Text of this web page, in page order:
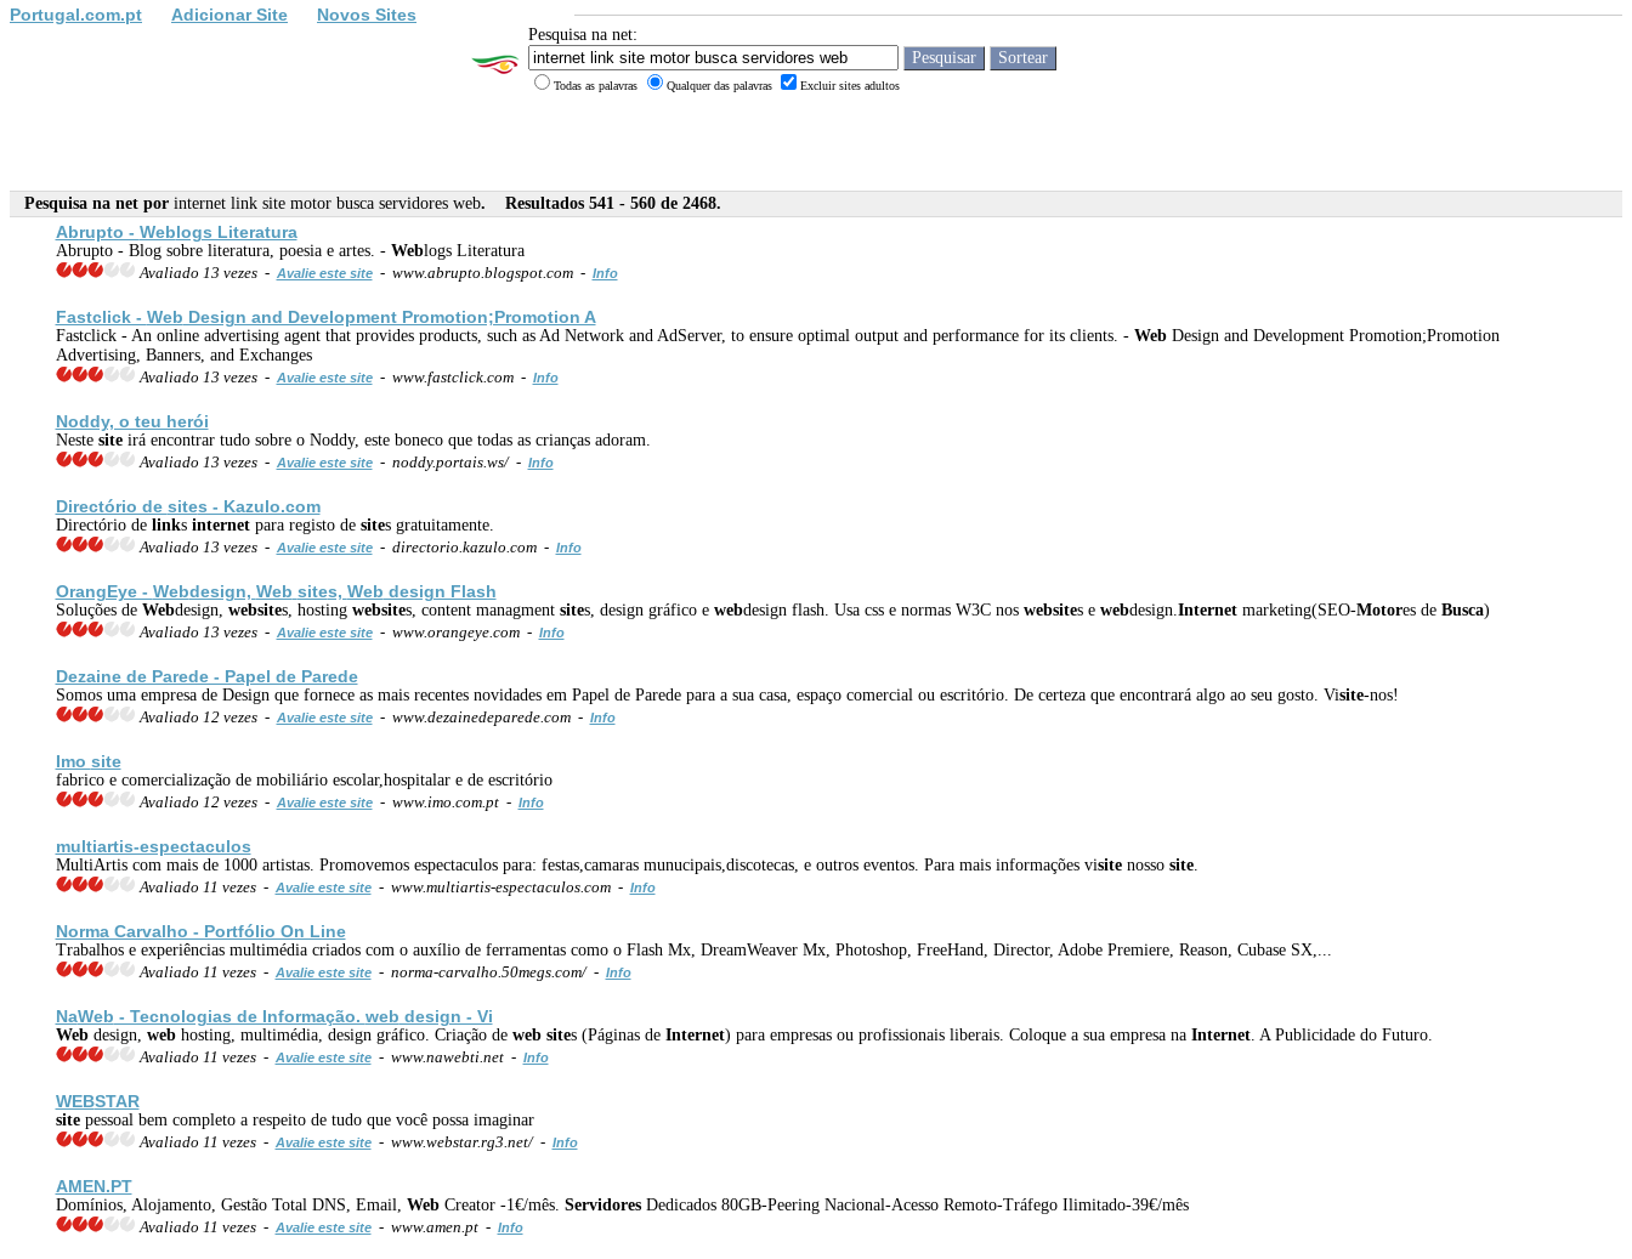
Portugal.com.pt Adicionar Site Novos Sites
Pesquisa na net:
Todas as palavras Qualquer das palavras Excluir sites adultos
Pesquisa na net por internet link site motor busca servidores web. Resultados 541 - 560 de 2468.
Abrupto - Weblogs Literatura
Abrupto - Blog sobre literatura, poesia e artes. - Weblogs Literatura
Avaliado 13 vezes - Avalie este site- www.abrupto.blogspot.com - Info
Fastclick - Web Design and Development Promotion;Promotion A
Fastclick - An online advertising agent that provides products, such as Ad Network and AdServer, to ensure optimal output and performance for its clients. - WebDesign and Development Promotion;Promotion
Advertising, Banners, and Exchanges
Avaliado 13 vezes - Avalie este site- www.fastclick.com - Info
Noddy, o teu herói
Neste siteirá encontrar tudo sobre o Noddy, este boneco que todas as crianças adoram.
Avaliado 13 vezes - Avalie este site- noddy.portais.ws/ - Info
Directório de sites - Kazulo.com
Directório de links internetpara registo de sites gratuitamente.
Avaliado 13 vezes - Avalie este site- directorio.kazulo.com - Info
OrangEye - Webdesign, Web sites, Web design Flash
Soluções de Webdesign, websites, hosting websites, content managment sites, design gráfico e webdesign flash. Usa css e normas W3C nos websites e webdesign. Internetmarketing(SEO-Motores de Busca)
Avaliado 13 vezes - Avalie este site- www.orangeye.com - Info
Dezaine de Parede - Papel de Parede
Somos uma empresa de Design que fornece as mais recentes novidades em Papel de Parede para a sua casa, espaço comercial ou escritório. De certeza que encontrará algo ao seu gosto. Visite-nos!
Avaliado 12 vezes - Avalie este site- www.dezainedeparede.com - Info
Imo site
fabrico e comercialização de mobiliário escolar,hospitalar e de escritório
Avaliado 12 vezes - Avalie este site- www.imo.com.pt - Info
multiartis-espectaculos
MultiArtis com mais de 1000 artistas. Promovemos espectaculos para: festas,camaras munucipais,discotecas, e outros eventos. Para mais informações visitenosso site.
Avaliado 11 vezes - Avalie este site- www.multiartis-espectaculos.com - Info
Norma Carvalho - Portfólio On Line
Trabalhos e experiências multimédia criados com o auxílio de ferramentas como o Flash Mx, DreamWeaver Mx, Photoshop, FreeHand, Director, Adobe Premiere, Reason, Cubase SX,...
Avaliado 11 vezes - Avalie este site- norma-carvalho.50megs.com/ - Info
NaWeb - Tecnologias de Informação. web design - Vi
Webdesign, webhosting, multimédia, design gráfico. Criação de web sites (Páginas de Internet) para empresas ou profissionais liberais. Coloque a sua empresa na Internet. A Publicidade do Futuro.
Avaliado 11 vezes - Avalie este site- www.nawebti.net - Info
WEBSTAR
sitepessoal bem completo a respeito de tudo que você possa imaginar
Avaliado 11 vezes - Avalie este site- www.webstar.rg3.net/ - Info
AMEN.PT
Domínios, Alojamento, Gestão Total DNS, Email, WebCreator -1€/mês. ServidoresDedicados 80GB-Peering Nacional-Acesso Remoto-Tráfego Ilimitado-39€/mês
Avaliado 11 vezes - Avalie este site- www.amen.pt - Info